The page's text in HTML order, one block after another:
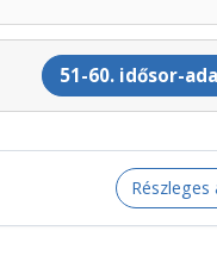
51-60. idősor-